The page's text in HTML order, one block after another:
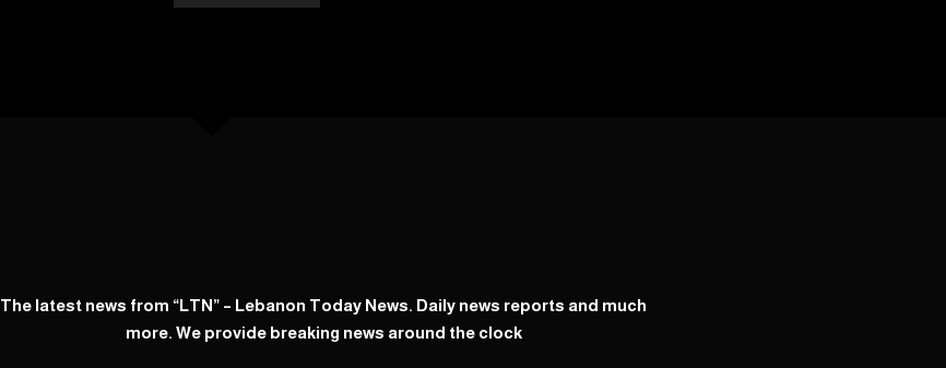
The latest news from “LTN” – Lebanon Today News. Daily news reports and much
more. We provide breaking news around the clock